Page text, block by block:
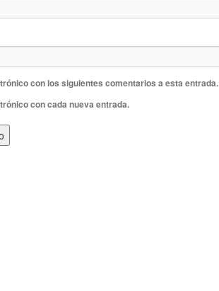
con los siguientes comentarios a esta entrada.
con cada nueva entrada.